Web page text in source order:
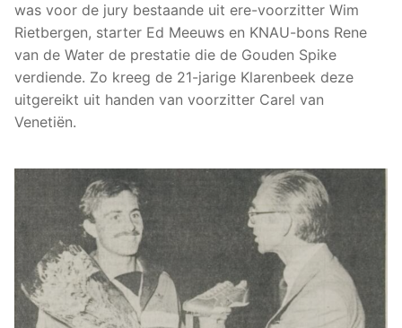
was voor de jury bestaande uit ere-voorzitter Wim
Rietbergen, starter Ed Meeuws en KNAU-bons Rene
van de Water de prestatie die de Gouden Spike
verdiende. Zo kreeg de 21-jarige Klarenbeek deze
uitgereikt uit handen van voorzitter Carel van
Venetiën.